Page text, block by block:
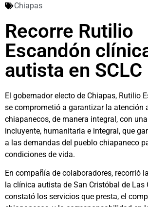
Chiapas
Recorre Rutilio
Escandón
autista en SCLC
El gobernador electo de Chiapas, Rutilio
se comprometió a garantizar la atención
chiapanecos, de manera integral, con
incluyente, humanitaria e integral, que
a las demandas del pueblo chiapaneco
condiciones de vida.
En compañía de colaboradores, recorrió
la clínica autista de San Cristóbal de Las
constató los servicios que presta, el